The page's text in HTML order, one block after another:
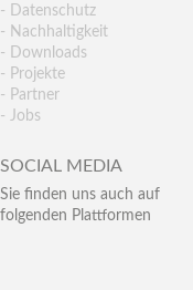
- Datenschutz
- Nachhaltigkeit
- Downloads
- Projekte
- Partner
- Jobs
SOCIAL MEDIA
Sie finden uns auch auf
folgenden Plattformen